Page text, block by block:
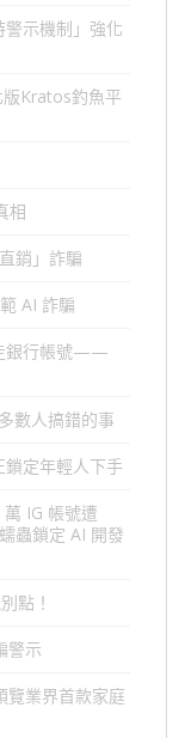
示機制」強化
Kratos釣魚平
相
銷」詐騙
AI 詐騙
銀行帳號——
數人搞錯的事
定年輕人下手
IG 帳號遭
蟲鎖定 AI 開發
點！
警示
業界首款家庭